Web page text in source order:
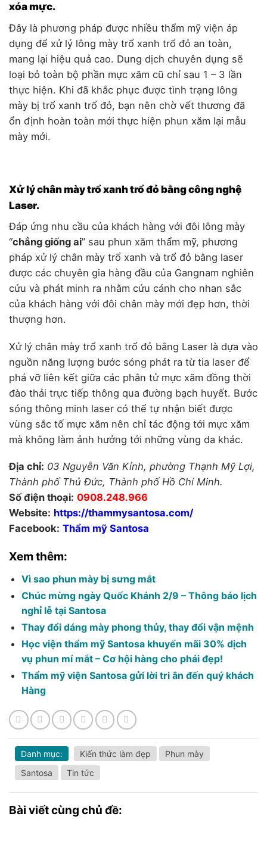
xóa mực.
Đây là phương pháp được nhiều thẩm mỹ viện áp
dụng để xử lý lông mày trổ xanh trổ đỏ an toàn,
mang lại hiệu quả cao. Dung dịch chuyên dụng sẽ
loại bỏ toàn bộ phần mực xăm cũ chỉ sau 1 – 3 lần
thực hiện. Khi đã khắc phục được tình trạng lông
mày bị trổ xanh trổ đỏ, bạn nên chờ vết thương đã
ổn định hoàn toàn mới thực hiện phun xăm lại mẫu
mày mới.
Xử lý chân mày trổ xanh trổ đỏ bằng công nghệ
Laser.
Đáp ứng nhu cầu của khách hàng với đôi lông mày
“chẳng giống ai” sau phun xăm thẩm mỹ, phương
pháp xử lý chân mày trổ xanh và trổ đỏ bằng laser
được các chuyên gia hàng đầu của Gangnam nghiên
cứu và phát minh ra nhằm cứu cánh cho nhan sắc
của khách hàng với đôi chân mày mới đẹp hơn, thời
thượng hơn.
Xử lý chân mày trổ xanh trổ đỏ bằng Laser là dựa vào
nguồn năng lượng bước sóng phát ra từ tia laser để
phá vỡ liên kết giữa các phân tử mực xăm đồng thời
đào thải trực tiếp thông qua đường bạch huyết. Bước
sóng thông minh laser có thể tự nhận biết được
vùng sắc tố mực xăm nên chỉ tác động tới mực xăm
mà không làm ảnh hưởng tới những vùng da khác.
Địa chỉ: 03 Nguyễn Văn Kỉnh, phường Thạnh Mỹ Lợi,
Thành phố Thủ Đức, Thành phố Hồ Chí Minh.
Số điện thoại: 0908.248.966
Website: https://thammysantosa.com/
Facebook: Thẩm mỹ Santosa
Xem thêm:
Vì sao phun mày bị sưng mắt
Chúc mừng ngày Quốc Khánh 2/9 – Thông báo lịch
nghỉ lễ tại Santosa
Thay đổi dáng mày phong thủy, thay đổi vận mệnh
Học viện thẩm mỹ Santosa khuyến mãi 30% dịch
vụ phun mí mắt – Cơ hội hàng cho phái đẹp!
Thẩm mỹ viện Santosa gửi lời tri ân đến quý khách
Hàng
Danh mục: Kiến thức làm đẹp
Phun mày
Santosa
Tin tức
Bài viết cùng chủ đề: